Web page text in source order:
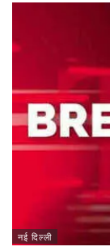
नई दिल्ली